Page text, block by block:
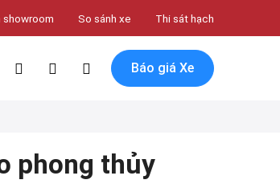
showroom So sánh xe Thi sát hạch
Báo giá Xe
phong thủy